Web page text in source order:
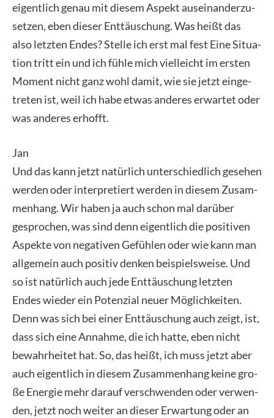
eigent­lich genau mit die­sem Aspekt aus­ein­an­der­zu­
set­zen, eben die­ser Ent­täu­schung. Was heißt das
also letz­ten Endes? Stel­le ich erst mal fest Eine Situa­
ti­on tritt ein und ich füh­le mich viel­leicht im ers­ten
Moment nicht ganz wohl damit, wie sie jetzt ein­ge­
tre­ten ist, weil ich habe etwas ande­res erwar­tet oder
was ande­res erhofft.
Jan
Und das kann jetzt natür­lich unter­schied­lich gese­hen
wer­den oder inter­pre­tiert wer­den in die­sem Zusam­
men­hang. Wir haben ja auch schon mal dar­über
gespro­chen, was sind denn eigent­lich die posi­ti­ven
Aspek­te von nega­ti­ven Gefüh­len oder wie kann man
all­ge­mein auch posi­tiv den­ken bei­spiels­wei­se. Und
so ist natür­lich auch jede Ent­täu­schung letz­ten
Endes wie­der ein Poten­zi­al neu­er Mög­lich­kei­ten.
Denn was sich bei einer Ent­täu­schung auch zeigt, ist,
dass sich eine Annah­me, die ich hat­te, eben nicht
bewahr­hei­tet hat. So, das heißt, ich muss jetzt aber
auch eigent­lich in die­sem Zusam­men­hang kei­ne gro­
ße Ener­gie mehr dar­auf ver­schwen­den oder ver­wen­
den, jetzt noch wei­ter an die­ser Erwar­tung oder an